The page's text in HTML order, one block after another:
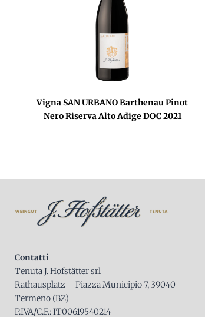
Vigna SAN URBANO Barthenau Pinot
Nero Riserva Alto Adige DOC 2021
Contatti
Tenuta J. Hofstätter srl
Rathausplatz – Piazza Municipio 7, 39040
Termeno (BZ)
P.IVA/C.F.: IT00619540214